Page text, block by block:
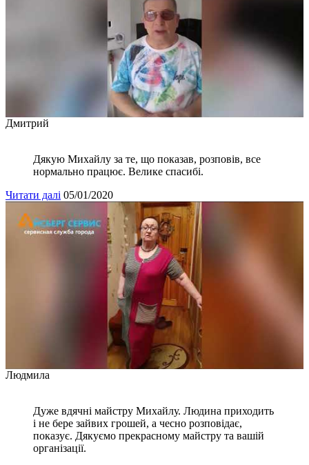
Дмитрий
Дякую Михайлу за те, що показав, розповів, все
нормально працює. Велике спасибі.
Читати далі 05/01/2020
Людмила
Дуже вдячні майстру Михайлу. Людина приходить
і не бере зайвих грошей, а чесно розповідає,
показує. Дякуємо прекрасному майстру та вашій
організації.